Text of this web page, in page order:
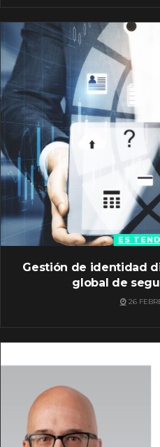
ES
Gestión de identidad
global de
26